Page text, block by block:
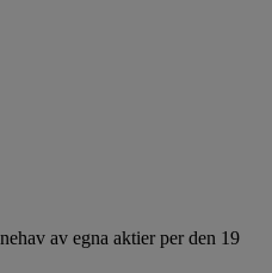
av egna aktier per den 19